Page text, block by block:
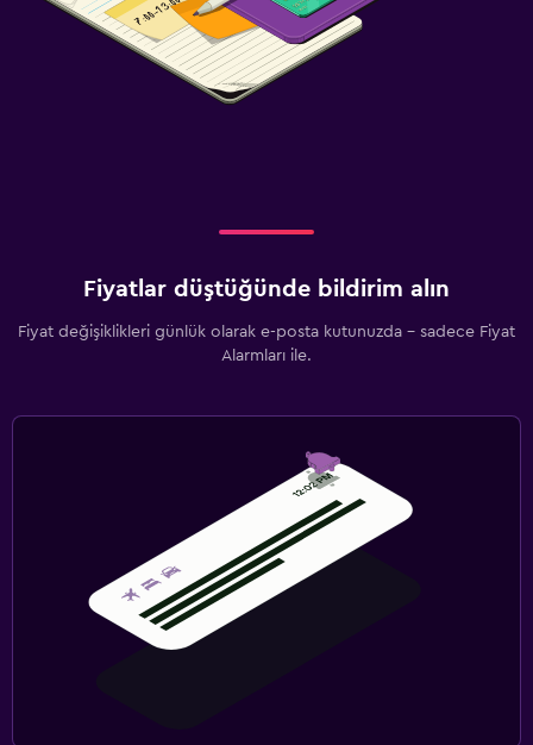
Fiyatlar düştüğünde bildirim alın
Fiyat değişiklikleri günlük olarak e-posta kutunuzda - sadece Fiyat
Alarmları ile.